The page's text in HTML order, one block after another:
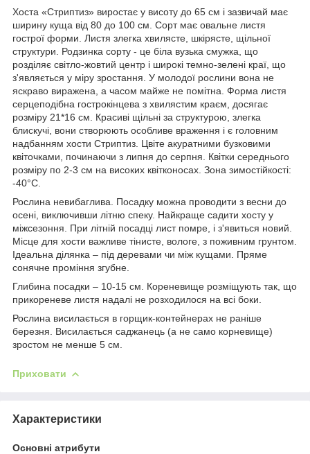
Хоста «Стриптиз» виростає у висоту до 65 см і зазвичай має
ширину куща від 80 до 100 см. Сорт має овальне листя
гострої форми. Листя злегка хвилясте, шкірясте, щільної
структури. Родзинка сорту - це біла вузька смужка, що
розділяє світло-жовтий центр і широкі темно-зелені краї, що
з'являється у міру зростання. У молодої рослини вона не
яскраво виражена, а часом майже не помітна. Форма листя
серцеподібна гострокінцева з хвилястим краєм, досягає
розміру 21*16 см. Красиві щільні за структурою, злегка
блискучі, вони створюють особливе враження і є головним
надбанням хости Стриптиз. Цвіте акуратними бузковими
квіточками, починаючи з липня до серпня. Квітки середнього
розміру по 2-3 см на високих квітконосах. Зона зимостійкості:
-40°С.
Рослина невибаглива. Посадку можна проводити з весни до
осені, виключивши літню спеку. Найкраще садити хосту у
міжсезоння. При літній посадці лист помре, і з'явиться новий.
Місце для хости важливе тінисте, вологе, з поживним грунтом.
Ідеальна ділянка – під деревами чи між кущами. Пряме
сонячне проміння згубне.
Глибина посадки – 10-15 см. Кореневище розміщують так, що
прикореневе листя надалі не розходилося на всі боки.
Рослина висилається в горщик-контейнерах не раніше
березня. Висилається саджанець (а не само корневище)
зростом не менше 5 см.
Приховати
Характеристики
Основні атрибути